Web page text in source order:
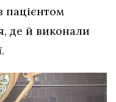
пацієнтом
де й виконали